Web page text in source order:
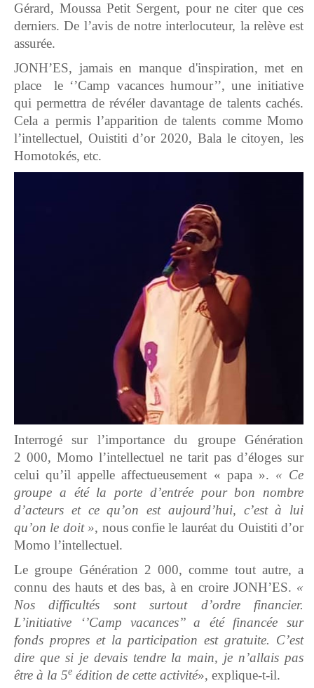
Gérard, Moussa Petit Sergent, pour ne citer que ces
derniers. De l’avis de notre interlocuteur, la relève est
assurée.
JONH’ES, jamais en manque d'inspiration, met en
place le ‘’Camp vacances humour’’, une initiative
qui permettra de révéler davantage de talents cachés.
Cela a permis l’apparition de talents comme Momo
l’intellectuel, Ouistiti d’or 2020, Bala le citoyen, les
Homotokés, etc.
Interrogé sur l’importance du groupe Génération
2 000, Momo l’intellectuel ne tarit pas d’éloges sur
celui qu’il appelle affectueusement « papa ». « Ce
groupe a été la porte d’entrée pour bon nombre
d’acteurs et ce qu’on est aujourd’hui, c’est à lui
qu’on le doit », nous confie le lauréat du Ouistiti d’or
Momo l’intellectuel.
Le groupe Génération 2 000, comme tout autre, a
connu des hauts et des bas, à en croire JONH’ES. «
Nos difficultés sont surtout d’ordre financier.
L’initiative ‘’Camp vacances’’ a été financée sur
fonds propres et la participation est gratuite. C’est
dire que si je devais tendre la main, je n’allais pas
être à la 5e édition de cette activité», explique-t-il.